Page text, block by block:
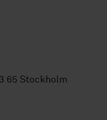
65 Stockholm